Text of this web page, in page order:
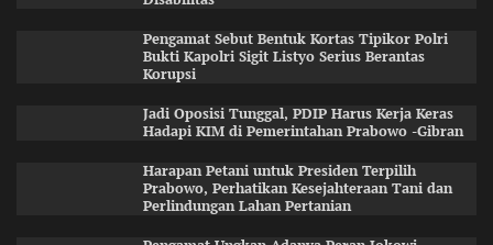
Pengamat Sebut Bentuk Kortas Tipikor Polri
Bukti Kapolri Sigit Listyo Serius Berantas
Korupsi
Jadi Oposisi Tunggal, PDIP Harus Kerja Keras
Hadapi KIM di Pemerintahan Prabowo -Gibran
Harapan Petani untuk Presiden Terpilih
Prabowo, Perhatikan Kesejahteraan Tani dan
Perlindungan Lahan Pertanian